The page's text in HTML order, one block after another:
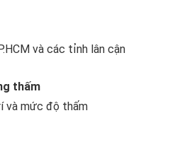
và các tỉnh lân cận
thấm
và mức độ thấm